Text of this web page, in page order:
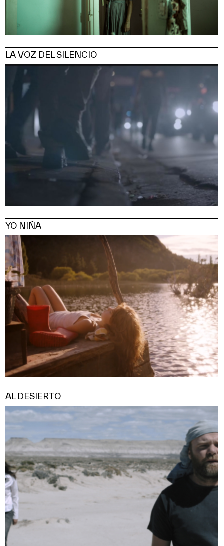
LA VOZ DEL SILENCIO
YO NIÑA
AL DESIERTO